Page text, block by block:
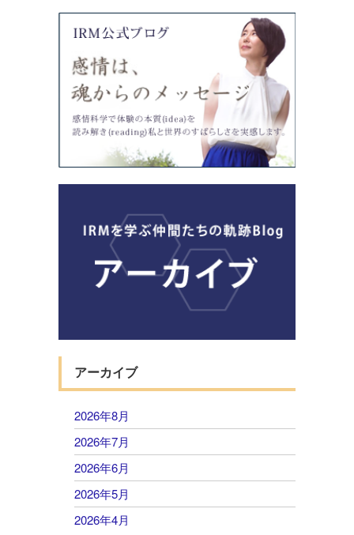
アーカイブ
2026年8月
2026年7月
2026年6月
2026年5月
2026年4月